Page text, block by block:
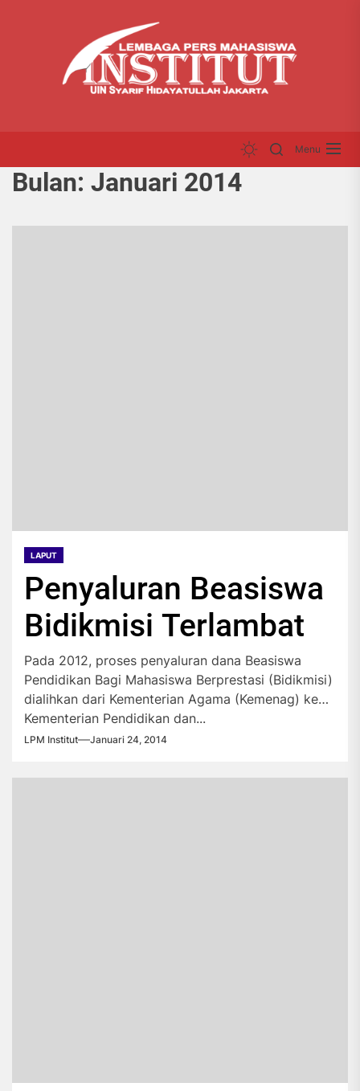
Menu
Bulan: Januari 2014
LAPUT
Penyaluran Beasiswa
Bidikmisi Terlambat
Pada 2012, proses penyaluran dana Beasiswa
Pendidikan Bagi Mahasiswa Berprestasi (Bidikmisi)
dialihkan dari Kementerian Agama (Kemenag) ke
Kementerian Pendidikan dan...
LPM Institut Januari 24, 2014